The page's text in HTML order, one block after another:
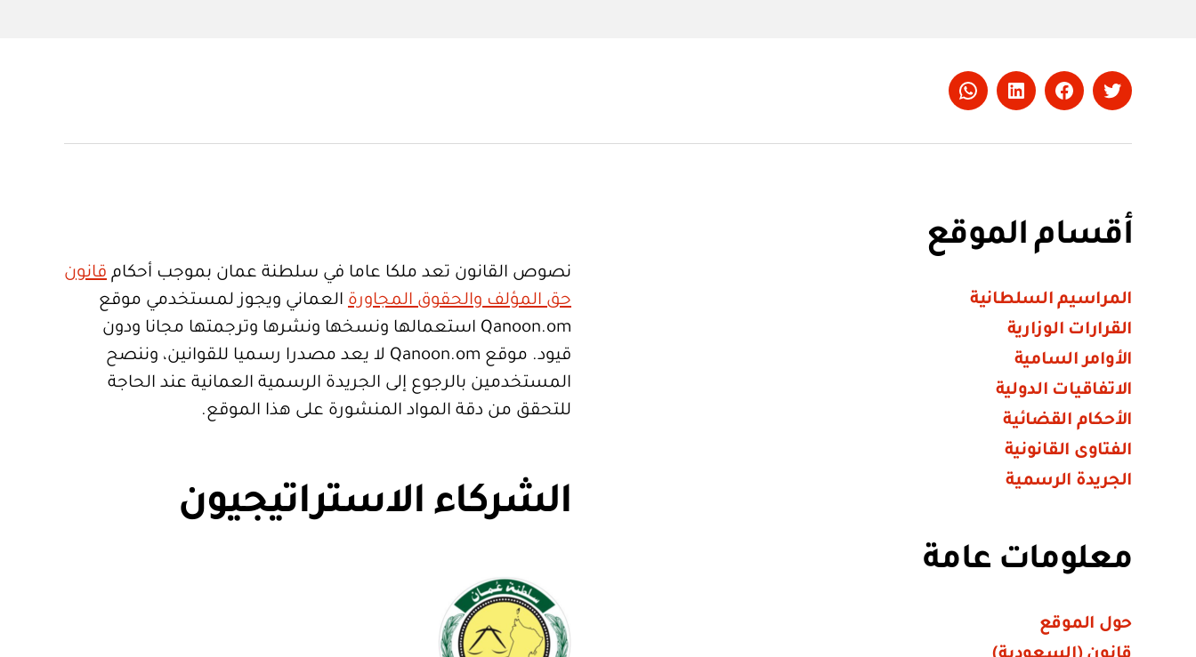
Twitter
Facebook
LinkedIn
Whatsapp
أقسام الموقع
المراسيم السلطانية
القرارات الوزارية
الأوامر السامية
الاتفاقيات الدولية
الأحكام القضائية
الفتاوى القانونية
الجريدة الرسمية
معلومات عامة
حول الموقع
نصوص القانون تعد ملكا عاما في سلطنة عمان بموجب أحكام قانون
حق المؤلف والحقوق المجاورة العماني ويجوز لمستخدمي موقع
Qanoon.om استعمالها ونسخها ونشرها وترجمتها مجانا ودون
قيود. موقع Qanoon.om لا يعد مصدرا رسميا للقوانين، وننصح
المستخدمين بالرجوع إلى الجريدة الرسمية العمانية عند الحاجة
للتحقق من دقة المواد المنشورة على هذا الموقع.
الشركاء الاستراتيجيون